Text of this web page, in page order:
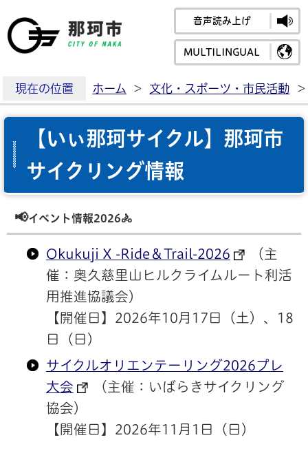
那珂市公式ホームペ
音声読み上げ
MULTILINGUAL
現在の位置 ホーム > 文化・スポーツ・市民活動 >
【いぃ那珂サイクル】那珂市
サイクリング情報
📢イベント情報2026🚴
Okukuji X -Ride＆Trail-2026
（主
催：奥久慈里山ヒルクライムルート利活
用推進協議会）
【開催日】2026年10月17日（土）、18
日（日）
サイクルオリエンテーリング2026プレ
大会
（主催：いばらきサイクリング
協会）
【開催日】2026年11月1日（日）